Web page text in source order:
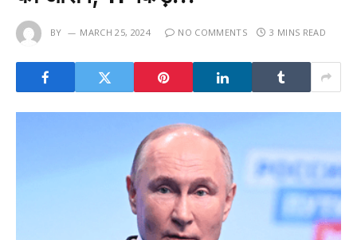
BY MARCH 25, 2024 NO COMMENTS 3 MINS READ